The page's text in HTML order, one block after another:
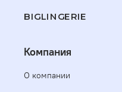
BIGLINGERIE
Компания
О компании